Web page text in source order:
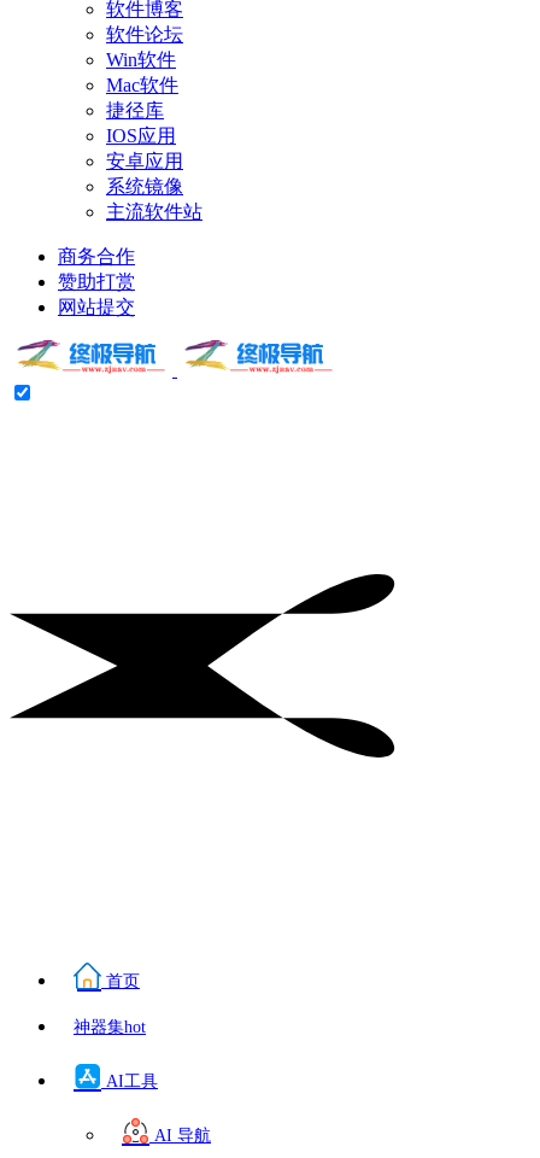
软件博客
软件论坛
Win软件
Mac软件
捷径库
IOS应用
安卓应用
系统镜像
主流软件站
商务合作
赞助打赏
网站提交
首页
神器集hot
AI工具
AI 导航